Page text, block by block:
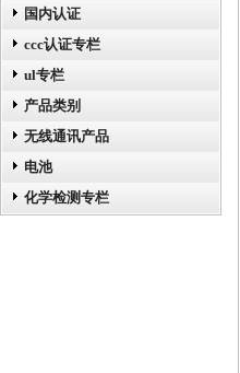
国内认证
ccc认证专栏
ul专栏
产品类别
无线通讯产品
电池
化学检测专栏